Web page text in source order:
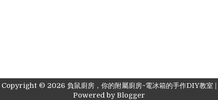
Copyright © 2026 負鼠廚房，你的附屬廚房~電冰箱的手作DIY教室 |
Powered byBlogger